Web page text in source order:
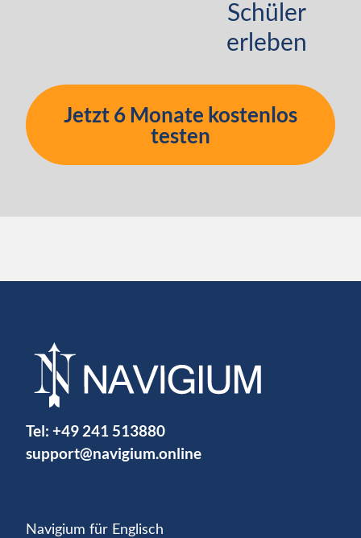
Schüler
erleben
Jetzt 6 Monate kostenlos
testen
Tel: +49 241 513880
support@navigium.online
Navigium für Englisch